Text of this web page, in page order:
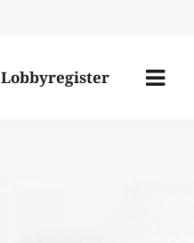
Lobbyregister
Menü